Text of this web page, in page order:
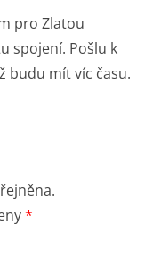
pro Zlatou
spojení. Pošlu k
budu mít víc času.
*